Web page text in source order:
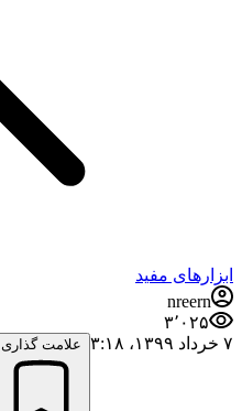
ابزارهای مفید
nreern
۳٬۰۲۵
۷ خرداد ۱۳۹۹،‏ ۳:۱۸
علامت گذاری